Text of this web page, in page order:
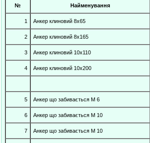
№ Найменування
1 Анкер клиновий 8х65
2 Анкер клиновий 8х165
3 Анкер клиновий 10х110
4 Анкер клиновий 10х200
5 Анкер що забивається М 6
6 Анкер що забивається М 10
7 Анкер що забивається М 10